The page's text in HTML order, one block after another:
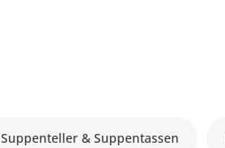
Suppenteller & Suppentassen